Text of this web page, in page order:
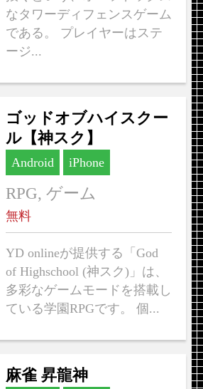
なタワーディフェンスゲーム
である。 プレイヤーはステ
ージ...
ゴッドオブハイスクー
ル【神スク】
Android iPhone
RPG, ゲーム
無料
YD onlineが提供する「God
of Highschool (神スク)」は、
多彩なゲームモードを搭載し
ている学園RPGです。 個...
麻雀 昇龍神